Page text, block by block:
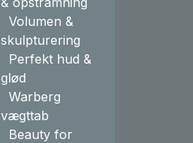
Volumen &
skulpturering
Perfekt hud &
glød
Warberg
vægttab
Beauty for